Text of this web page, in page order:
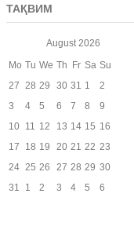
ТАҚВИМ
August 2026
Mo Tu We Th Fr Sa Su
27 28 29 30 31 1
2
3
4 5 6 7 8
9
10 11 12 13 14 15 16
17
18 19 20 21 22 23
24 25 26 27 28 29 30
31
1 2 3 4 5 6